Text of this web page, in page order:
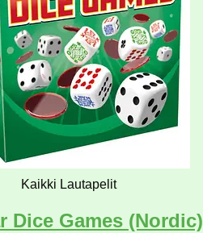
Kaikki Lautapelit
Dice Games (Nordic)